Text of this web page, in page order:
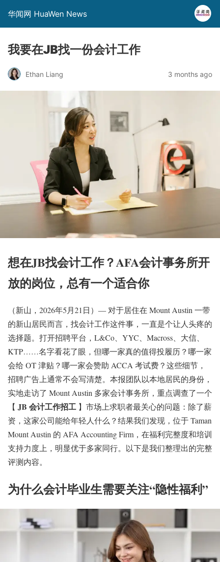
华闻网 HuaWen News
我要在JB找一份会计工作
Ethan Liang 3 months ago
想在JB找会计工作？AFA会计事务所开
放的岗位，总有一个适合你
（新山，2026年5月21日）— 对于居住在 Mount Austin 一带
的新山居民而言，找会计工作这件事，一直是个让人头疼的
选择题。打开招聘平台，L&Co、YYC、Macross、大信、
KTP……名字看花了眼，但哪一家真的值得投履历？哪一家
会给 OT 津贴？哪一家会赞助 ACCA 考试费？这些细节，
招聘广告上通常不会写清楚。本报团队以本地居民的身份，
实地走访了 Mount Austin 多家会计事务所，重点调查了一个
【 JB 会计工作招工 】市场上求职者最关心的问题：除了薪
资，这家公司能给年轻人什么？结果我们发现，位于 Taman
Mount Austin 的 AFA Accounting Firm，在福利完整度和培训
支持力度上，明显优于多家同行。以下是我们整理出的完整
评测内容。
为什么会计毕业生需要关注“隐性福利”